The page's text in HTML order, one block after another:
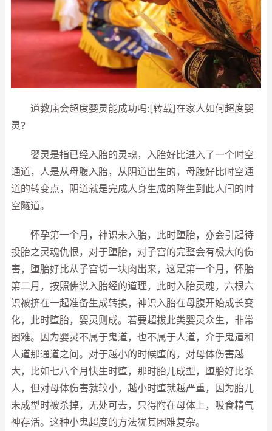
道教庙会超度婴灵能成功吗:[转载]在家人如何超度婴
灵?
婴灵是指已经入胎的灵魂，入胎好比进入了一个时空
通道，人是从母腹入胎，从阴道出生的，母腹好比时空通
道的转变点，阴道就是完成人身生成的降生到此人间的时
空隧道。
怀孕第一个月，神识未入胎，此时堕胎，亦会引起待
投胎之灵魂仇恨，对于堕胎，对子宫的完整会有极大的伤
害，堕胎好比从子宫切一块肉出来，这是第一个月，怀胎
第二月，按照佛说入胎经的道理，此时入胎灵魂，六根六
识被挤在一起准备生成转换，神识入胎在母腹开始成长变
化，此时堕胎，婴灵则成。若要超拔此类婴灵众生，非常
困难。因为婴灵不属于鬼道，也不属于人道，介于鬼道和
人道那通道之间。对于越小的时候堕的，对母体伤害越
大，比如七八个月快生时堕，那时胎儿成型，堕胎好比杀
人，但对母体伤害就较小，越小时堕就越严重，因为胎儿
未成型时被杀掉，无处可去，只得附在母体上，吸食精气
神存活。这种小鬼超度的方法犹其困难复杂。